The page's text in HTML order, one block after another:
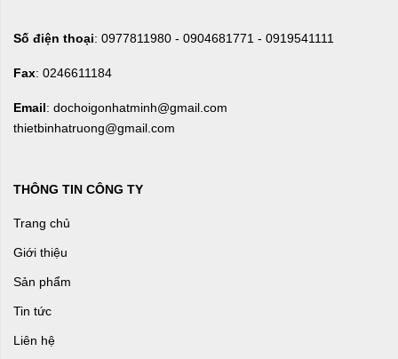
Số điện thoại: 0977811980 - 0904681771 - 0919541111
Fax: 0246611184
Email: dochoigonhatminh@gmail.com
thietbinhatruong@gmail.com
THÔNG TIN CÔNG TY
Trang chủ
Giới thiệu
Sản phẩm
Tin tức
Liên hệ